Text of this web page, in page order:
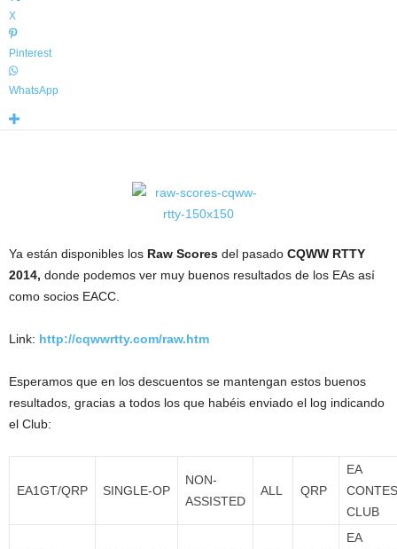
X
Pinterest
WhatsApp
Ya están disponibles los Raw Scores del pasado CQWW RTTY
2014, donde podemos ver muy buenos resultados de los EAs así
como socios EACC.
Link: http://cqwwrtty.com/raw.htm
Esperamos que en los descuentos se mantengan estos buenos
resultados, gracias a todos los que habéis enviado el log indicando
el Club:
EA1GT/QRP SINGLE-OP
NON-
ASSISTED
ALL QRP
EA
CLUB
EA